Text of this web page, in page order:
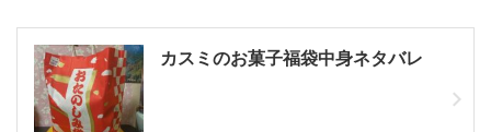
カスミのお菓子福袋中身ネタバレ